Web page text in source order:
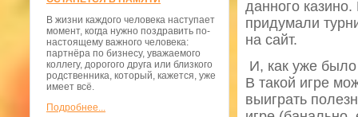
В жизни каждого человека наступает
момент, когда нужно поздравить по-
настоящему важного человека:
партнёра по бизнесу, уважаемого
коллегу, дорогого друга или близкого
родственника, который, кажется, уже
имеет всё.
Подробнее...
данного
придумали
на сайт.
И, как уже
В такой игре
выиграть